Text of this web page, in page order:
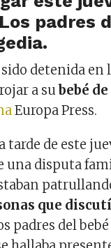
padres
detenida
a subebé
Europa Press.
tarde de este
una disputa
que
padres del